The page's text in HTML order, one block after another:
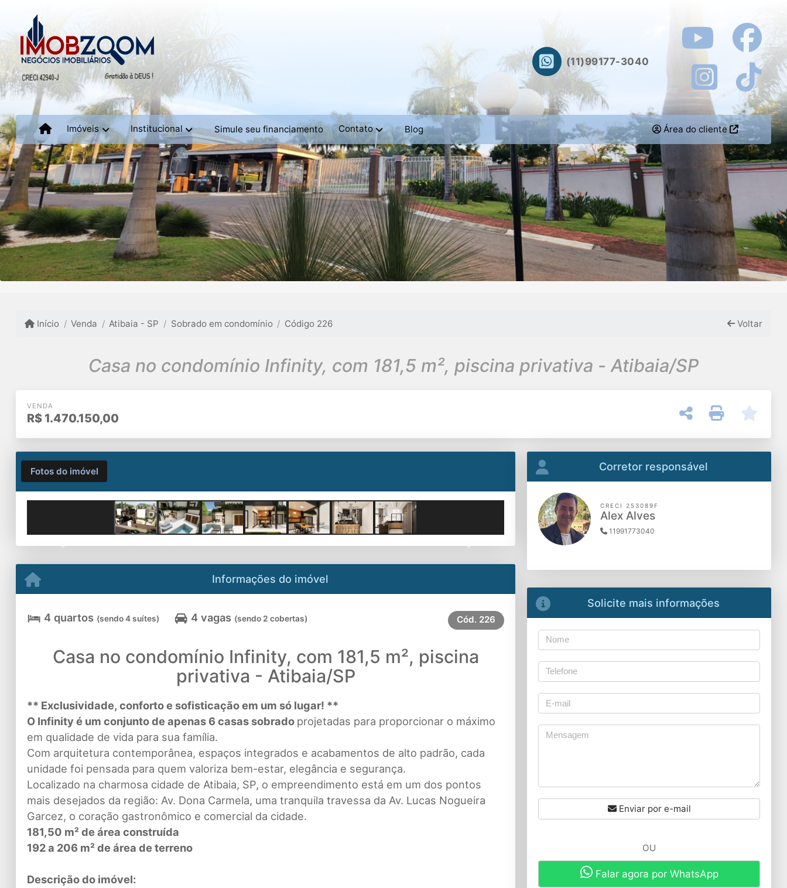
(11)99177-3040
Imóveis Institucional Simule seu financiamento Contato Blog Área do cliente
Início Venda Atibaia - SP Sobrado em condomínio Código 226 Voltar
Casa no condomínio Infinity, com 181,5 m², piscina privativa - Atibaia/SP
VENDA
R$1.470.150,00
Fotos do imóvel
Previous Next
Informações do imóvel
4 quartos (sendo 4 suítes) 4 vagas (sendo 2 cobertas) Cód. 226
Casa no condomínio Infinity, com 181,5 m², piscina
privativa - Atibaia/SP
** Exclusividade, conforto e sofisticação em um só lugar! **
O Infinity é um conjunto de apenas 6 casas sobrado projetadas para proporcionar o máximo
em qualidade de vida para sua família.
Com arquitetura contemporânea, espaços integrados e acabamentos de alto padrão, cada
unidade foi pensada para quem valoriza bem-estar, elegância e segurança.
Localizado na charmosa cidade de Atibaia, SP, o empreendimento está em um dos pontos
mais desejados da região: Av. Dona Carmela, uma tranquila travessa da Av. Lucas Nogueira
Garcez, o coração gastronômico e comercial da cidade.
181,50 m² de área construída
192 a 206 m² de área de terreno
Descrição do imóvel:
Corretor responsável
CRECI 253089F
Alex Alves
11991773040
Solicite mais informações
Enviar por e-mail
OU
Falar agora por WhatsApp